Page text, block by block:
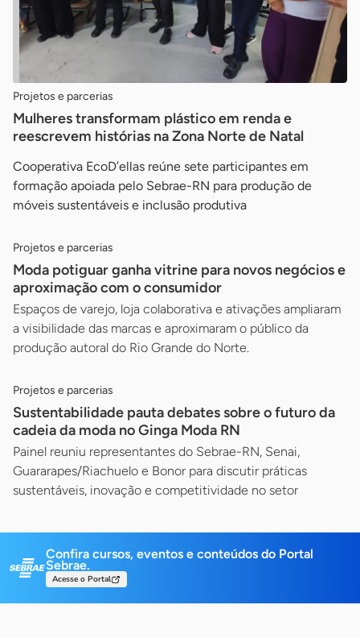
Projetos e parcerias
Mulheres transformam plástico em renda e
reescrevem histórias na Zona Norte de Natal
Cooperativa EcoD’ellas reúne sete participantes em
formação apoiada pelo Sebrae-RN para produção de
móveis sustentáveis e inclusão produtiva
Projetos e parcerias
Moda potiguar ganha vitrine para novos negócios e
aproximação com o consumidor
Espaços de varejo, loja colaborativa e ativações ampliaram
a visibilidade das marcas e aproximaram o público da
produção autoral do Rio Grande do Norte.
Projetos e parcerias
Sustentabilidade pauta debates sobre o futuro da
cadeia da moda no Ginga Moda RN
Painel reuniu representantes do Sebrae-RN, Senai,
Guararapes/Riachuelo e Bonor para discutir práticas
sustentáveis, inovação e competitividade no setor
Confira cursos, eventos e conteúdos do Portal
Sebrae.
Acesse o Portal